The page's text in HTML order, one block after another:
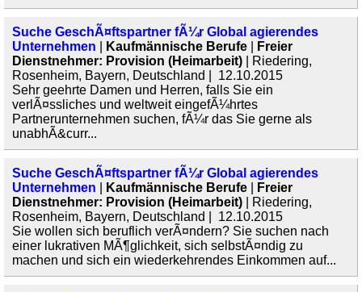
Suche GeschÃ¤ftspartner fÃ¼r Global agierendes
Unternehmen
Kaufmännische Berufe
Freier
Dienstnehmer: Provision (Heimarbeit) | Riedering,
Rosenheim, Bayern, Deutschland | 12.10.2015
Sehr geehrte Damen und Herren, falls Sie ein
verlÃ¤ssliches und weltweit eingefÃ¼hrtes
Partnerunternehmen suchen, fÃ¼r das Sie gerne als
unabhÃ&curr...
Suche GeschÃ¤ftspartner fÃ¼r Global agierendes
Unternehmen
Kaufmännische Berufe
Freier
Dienstnehmer: Provision (Heimarbeit) | Riedering,
Rosenheim, Bayern, Deutschland | 12.10.2015
Sie wollen sich beruflich verÃ¤ndern? Sie suchen nach
einer lukrativen MÃ¶glichkeit, sich selbstÃ¤ndig zu
machen und sich ein wiederkehrendes Einkommen auf...